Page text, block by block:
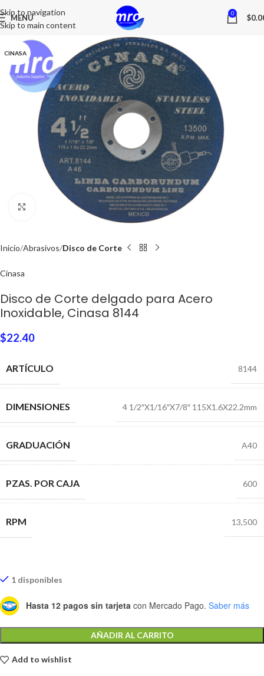
Skip to navigation
Skip to main content
MENU 0 $
CINASA
Click to enlarge
Inicio Abrasivos Disco de Corte
Cinasa
Disco de Corte delgado para Acero
Inoxidable, Cinasa 8144
$22.40
ARTÍCULO 8144
DIMENSIONES 4 1/2″X1/16″X7/8″ 115X1.6X22.2mm
GRADUACIÓN A40
PZAS. POR CAJA 600
RPM 13,500
1 disponibles
Hasta 12 pagos sin tarjeta con Mercado Pago. Saber más
AÑADIR AL CARRITO
Add to wishlist